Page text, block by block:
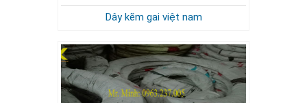
Dây kẽm gai việt nam